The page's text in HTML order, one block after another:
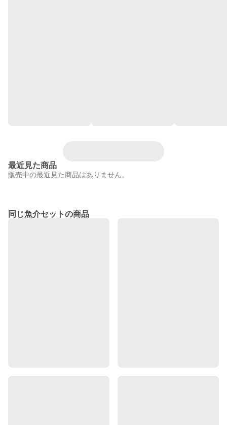
最近見た商品
販売中の最近見た商品はありません。
同じ魚介セットの商品